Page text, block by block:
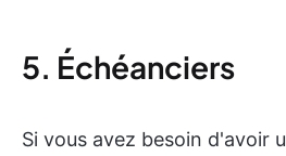
5. Échéanciers
Si vous avez besoin d'avoir